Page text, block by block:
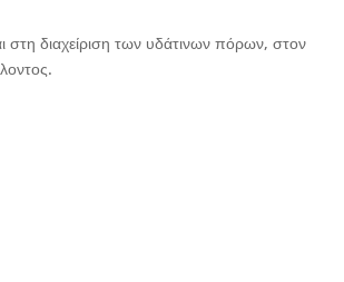
στη διαχείριση των υδάτινων πόρων, στον